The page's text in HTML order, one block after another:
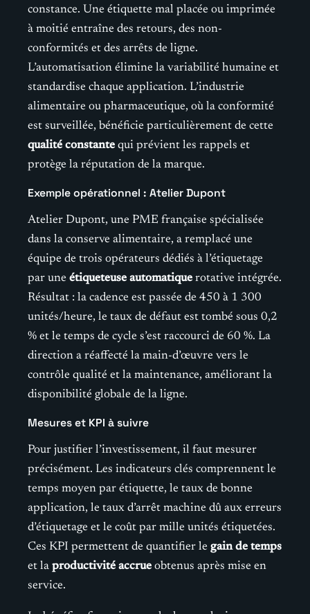
constance. Une étiquette mal placée ou imprimée
à moitié entraîne des retours, des non-
conformités et des arrêts de ligne.
L’automatisation élimine la variabilité humaine et
standardise chaque application. L’industrie
alimentaire ou pharmaceutique, où la conformité
est surveillée, bénéficie particulièrement de cette
qualité constante qui prévient les rappels et
protège la réputation de la marque.
Exemple opérationnel : Atelier Dupont
Atelier Dupont, une PME française spécialisée
dans la conserve alimentaire, a remplacé une
équipe de trois opérateurs dédiés à l’étiquetage
par une étiqueteuse automatique rotative intégrée.
Résultat : la cadence est passée de 450 à 1 300
unités/heure, le taux de défaut est tombé sous 0,2
% et le temps de cycle s’est raccourci de 60 %. La
direction a réaffecté la main-d’œuvre vers le
contrôle qualité et la maintenance, améliorant la
disponibilité globale de la ligne.
Mesures et KPI à suivre
Pour justifier l’investissement, il faut mesurer
précisément. Les indicateurs clés comprennent le
temps moyen par étiquette, le taux de bonne
application, le taux d’arrêt machine dû aux erreurs
d’étiquetage et le coût par mille unités étiquetées.
Ces KPI permettent de quantifier le gain de temps
et la productivité accrue obtenus après mise en
service.